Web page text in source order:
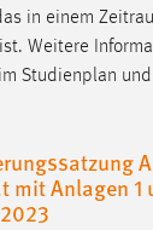
in einem
Weitere
Studienplan und
Anlagen 1